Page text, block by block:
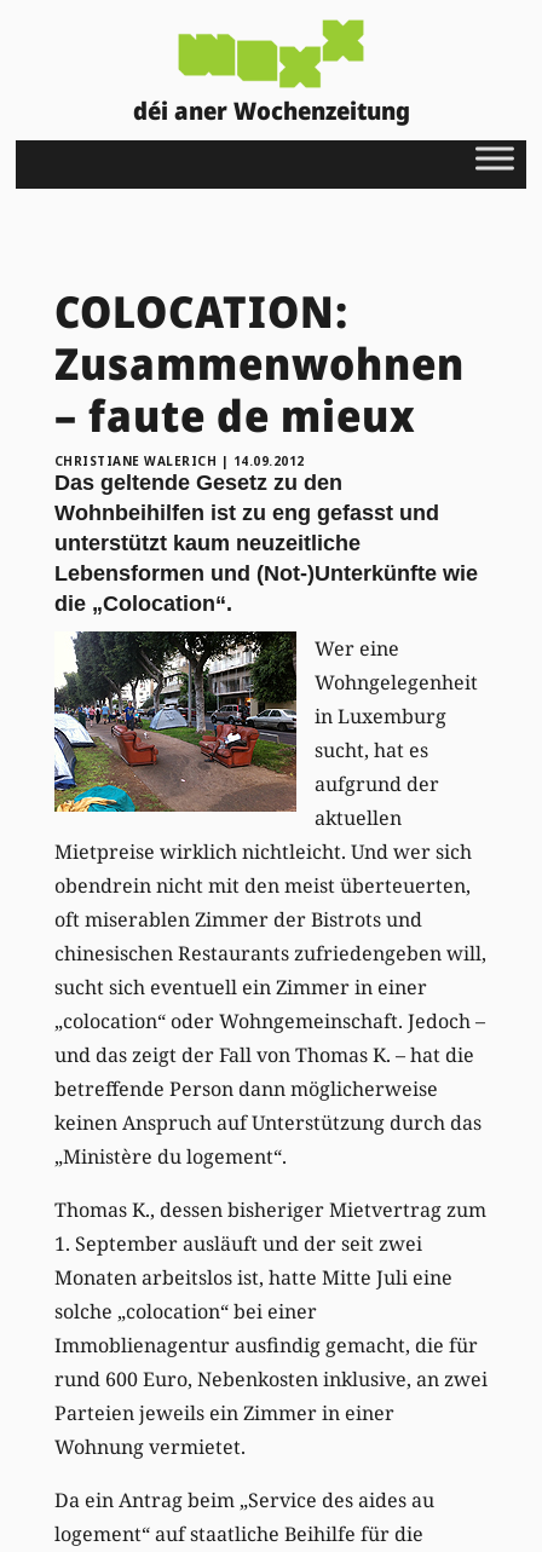
déi aner Wochenzeitung
COLOCATION:
Zusammenwohnen
– faute de mieux
CHRISTIANE WALERICH | 14.09.2012
Das geltende Gesetz zu den
Wohnbeihilfen ist zu eng gefasst und
unterstützt kaum neuzeitliche
Lebensformen und (Not-)Unterkünfte wie
die „Colocation“.
Wer eine
Wohngelegenheit
in Luxemburg
sucht, hat es
aufgrund der
aktuellen
Mietpreise wirklich nichtleicht. Und wer sich
obendrein nicht mit den meist überteuerten,
oft miserablen Zimmer der Bistrots und
chinesischen Restaurants zufriedengeben will,
sucht sich eventuell ein Zimmer in einer
„colocation“ oder Wohngemeinschaft. Jedoch –
und das zeigt der Fall von Thomas K. – hat die
betreffende Person dann möglicherweise
keinen Anspruch auf Unterstützung durch das
„Ministère du logement“.
Thomas K., dessen bisheriger Mietvertrag zum
1. September ausläuft und der seit zwei
Monaten arbeitslos ist, hatte Mitte Juli eine
solche „colocation“ bei einer
Immoblienagentur ausfindig gemacht, die für
rund 600 Euro, Nebenkosten inklusive, an zwei
Parteien jeweils ein Zimmer in einer
Wohnung vermietet.
Da ein Antrag beim „Service des aides au
logement“ auf staatliche Beihilfe für die